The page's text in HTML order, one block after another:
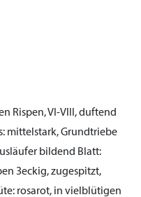
Rispen, VI-VIII, duftend
mittelstark, Grundtriebe
bildend Blatt:
3eckig, zugespitzt,
rosarot, in vielblütigen